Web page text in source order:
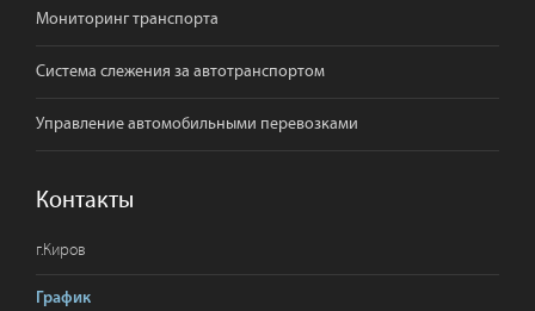
Мониторинг транспорта
Система слежения за автотранспортом
Управление автомобильными перевозками
Контакты
г.Киров
График